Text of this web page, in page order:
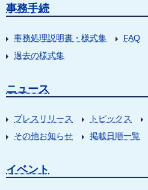
事務手続
事務処理説明書・様式集 FAQ
過去の様式集
ニュース
プレスリリース トピックス
その他お知らせ
掲載日順一覧
イベント